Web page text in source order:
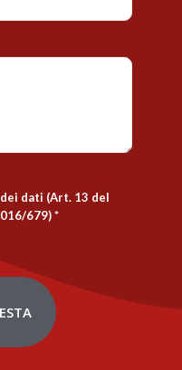
dati (Art. 13 del
679)*